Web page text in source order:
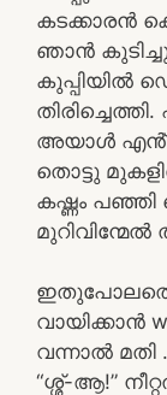
കടക്കാരൻ
ഞാൻ
കുപ്പിയിൽ
അയാൾ
തൊട്ടു
കഷ്ണം
വായിക്കാൻ
വന്നാൽ മതി
“ശ്ശ്-ആ!”